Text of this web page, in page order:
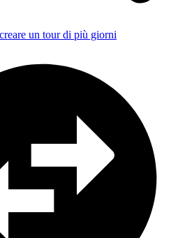
creare un tour di più giorni